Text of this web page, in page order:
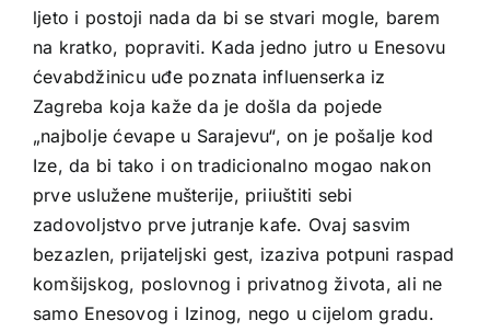
ljeto i postoji nada da bi se stvari mogle, barem
na kratko, popraviti. Kada jedno jutro u Enesovu
ćevabdžinicu uđe poznata influenserka iz
Zagreba koja kaže da je došla da pojede
„najbolje ćevape u Sarajevu“, on je pošalje kod
Ize, da bi tako i on tradicionalno mogao nakon
prve uslužene mušterije, priiuštiti sebi
zadovoljstvo prve jutranje kafe. Ovaj sasvim
bezazlen, prijateljski gest, izaziva potpuni raspad
komšijskog, poslovnog i privatnog života, ali ne
samo Enesovog i Izinog, nego u cijelom gradu.